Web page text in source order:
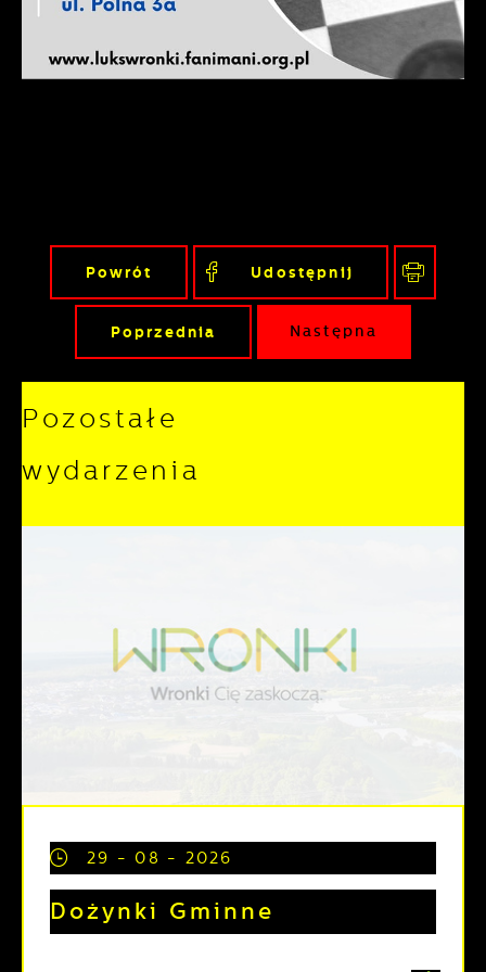
Powrót Udostępnij
Poprzednia Następna
Pozostałe
wydarzenia
29 - 08 - 2026
Dożynki Gminne
pojawić się na stronach podmiotów trzecich
lub firm będących naszymi partnerami oraz
innych dostawców usług. Firmy te działają w